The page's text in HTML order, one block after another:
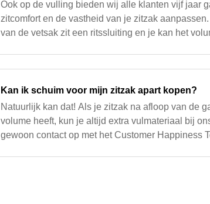
Ook op de vulling bieden wij alle klanten vijf jaar
zitcomfort en de vastheid van je zitzak
van de vetsak zit een ritssluiting en je kan het
Kan ik schuim voor mijn zitzak apart kopen?
Natuurlijk kan dat! Als je zitzak na afloop van de
volume heeft, kun je altijd extra vulmateriaal bij
gewoon contact op met het Customer Happiness